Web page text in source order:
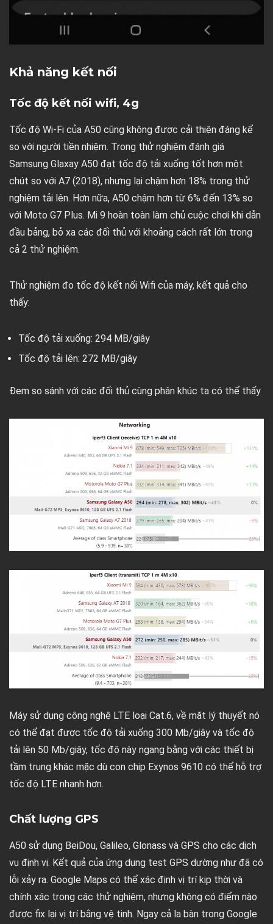
Khả năng kết nối
Tốc độ kết nối wifi, 4g
Tốc độ Wi-Fi của A50 cũng không được cải thiện đáng kể
so với người tiền nhiệm. Trong thử nghiệm đánh giá
Samsung Glaxay A50 đạt tốc độ tải xuống tốt hơn một
chút so với A7 (2018), nhưng lại chậm hơn 18% trong thử
nghiệm tải lên. Hơn nữa, A50 chậm hơn từ 6% đến 13% so
với Moto G7 Plus. Mi 9 hoàn toàn làm chủ cuộc chơi khi dẫn
đầu bảng, bỏ xa các đối thủ với khoảng cách rất lớn trong
cả 2 thử nghiệm.
Thử nghiệm đo tốc độ kết nối Wifi của máy, kết quả cho
thấy:
Tốc độ tải xuống: 294 MB/giây
Tốc độ tải lên: 272 MB/giây
Đem so sánh với các đối thủ cùng phân khúc ta có thể thấy
Máy sử dụng công nghệ LTE loại Cat.6, về mặt lý thuyết nó
có thể đạt được tốc độ tải xuống 300 Mb/giây và tốc độ
tải lên 50 Mb/giây, tốc độ này ngang bằng với các thiết bị
tầm trung khác mặc dù con chip Exynos 9610 có thể hỗ trợ
tốc độ LTE nhanh hơn.
Chất lượng GPS
A50 sử dụng BeiDou, Galileo, Glonass và GPS cho các dịch
vụ định vị. Kết quả của ứng dụng test GPS dường như đã có
lỗi xảy ra. Google Maps có thể xác định vị trí kịp thời và
chính xác trong các thử nghiệm, nhưng không có điểm nào
được fix lại vị trí bằng vệ tinh. Ngay cả la bàn trong Google